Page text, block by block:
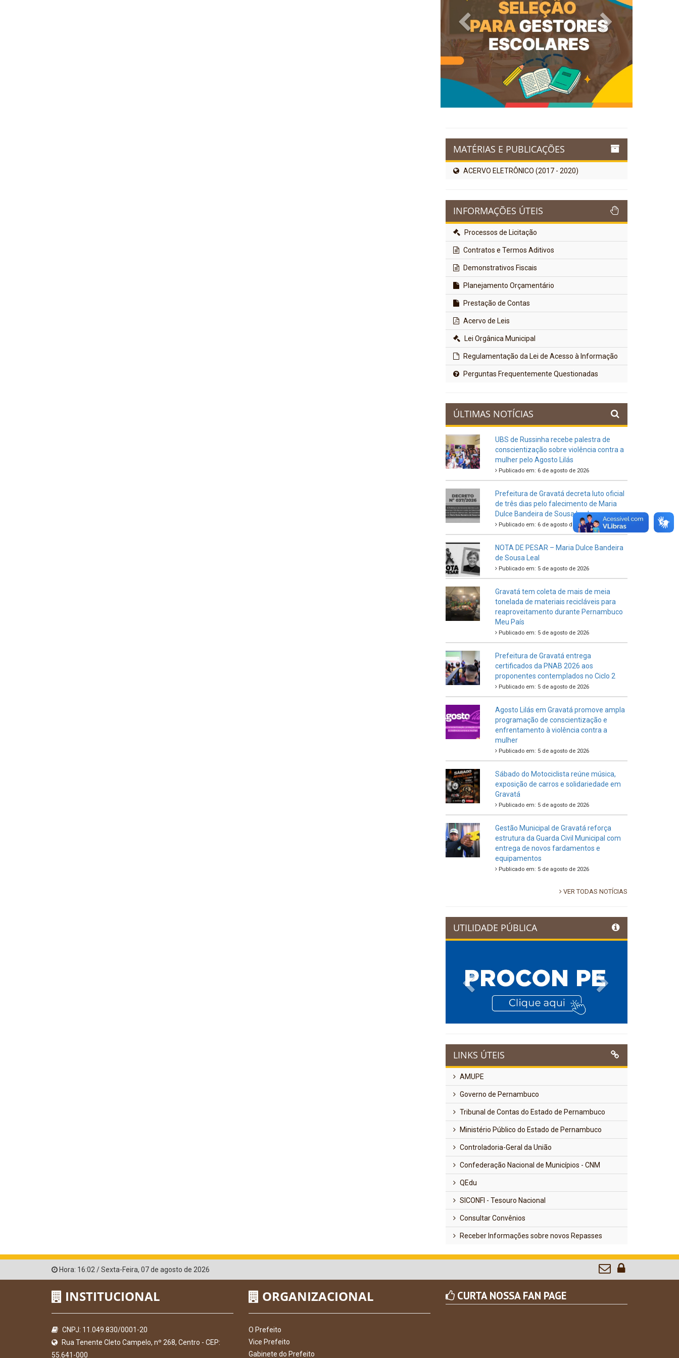
Previous Next
MATÉRIAS E PUBLICAÇÕES
ACERVO ELETRÔNICO (2017 - 2020)
INFORMAÇÕES ÚTEIS
Processos de Licitação
Contratos e Termos Aditivos
Demonstrativos Fiscais
Planejamento Orçamentário
Prestação de Contas
Acervo de Leis
Lei Orgânica Municipal
Regulamentação da Lei de Acesso à Informação
Perguntas Frequentemente Questionadas
ÚLTIMAS NOTÍCIAS
UBS de Russinha recebe palestra de
conscientização sobre violência contra a
mulher pelo Agosto Lilás
Publicado em: 6 de agosto de 2026
Prefeitura de Gravatá decreta luto oficial
de três dias pelo falecimento de Maria
Dulce Bandeira de Sousa Leal
Publicado em: 6 de agosto de 2026
NOTA DE PESAR – Maria Dulce Bandeira
de Sousa Leal
Publicado em: 5 de agosto de 2026
Gravatá tem coleta de mais de meia
tonelada de materiais recicláveis para
reaproveitamento durante Pernambuco
Meu País
Publicado em: 5 de agosto de 2026
Prefeitura de Gravatá entrega
certificados da PNAB 2026 aos
proponentes contemplados no Ciclo 2
Publicado em: 5 de agosto de 2026
Agosto Lilás em Gravatá promove ampla
programação de conscientização e
enfrentamento à violência contra a
mulher
Publicado em: 5 de agosto de 2026
Sábado do Motociclista reúne música,
exposição de carros e solidariedade em
Gravatá
Publicado em: 5 de agosto de 2026
Gestão Municipal de Gravatá reforça
estrutura da Guarda Civil Municipal com
entrega de novos fardamentos e
equipamentos
Publicado em: 5 de agosto de 2026
VER TODAS NOTÍCIAS
UTILIDADE PÚBLICA
Previous
LINKS ÚTEIS
AMUPE
Governo de Pernambuco
Tribunal de Contas do Estado de Pernambuco
Ministério Público do Estado de Pernambuco
Controladoria-Geral da União
Confederação Nacional de Municípios - CNM
QEdu
SICONFI - Tesouro Nacional
Consultar Convênios
Receber Informações sobre novos Repasses
Hora: 16:02 /Sexta-Feira, 07 de agosto de 2026
INSTITUCIONAL
CNPJ: 11.049.830/0001-20
Rua Tenente Cleto Campelo, nº 268, Centro - CEP:
55.641-000
ORGANIZACIONAL
O Prefeito
Vice Prefeito
Gabinete do Prefeito
CURTA NOSSA FAN PAGE